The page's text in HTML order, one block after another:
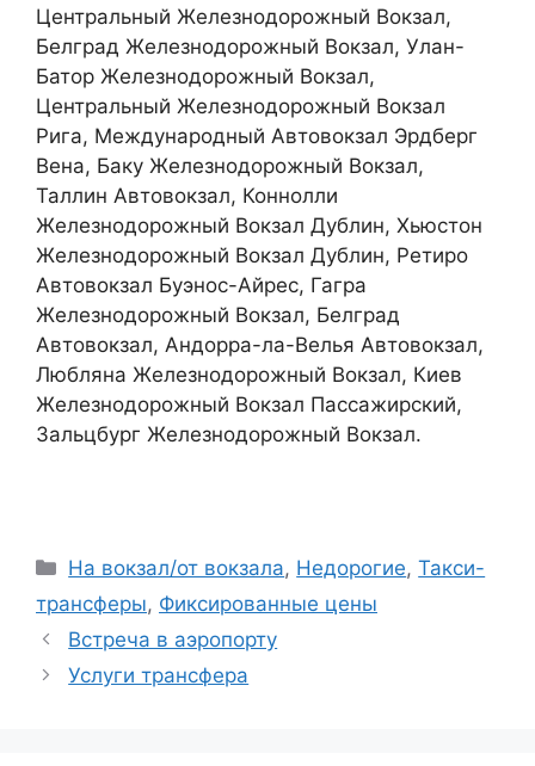
Центральный Железнодорожный Вокзал,
Белград Железнодорожный Вокзал, Улан-
Батор Железнодорожный Вокзал,
Центральный Железнодорожный Вокзал
Рига, Международный Автовокзал Эрдберг
Вена, Баку Железнодорожный Вокзал,
Таллин Автовокзал, Коннолли
Железнодорожный Вокзал Дублин, Хьюстон
Железнодорожный Вокзал Дублин, Ретиро
Автовокзал Буэнос-Айрес, Гагра
Железнодорожный Вокзал, Белград
Автовокзал, Андорра-ла-Велья Автовокзал,
Любляна Железнодорожный Вокзал, Киев
Железнодорожный Вокзал Пассажирский,
Зальцбург Железнодорожный Вокзал.
Рубрики
На вокзал/от вокзала, Недорогие,Такси-
трансферы, Фиксированные цены
Встреча в аэропорту
Услуги трансфера